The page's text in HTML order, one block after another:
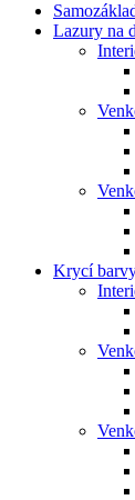
Lazury na
Krycí